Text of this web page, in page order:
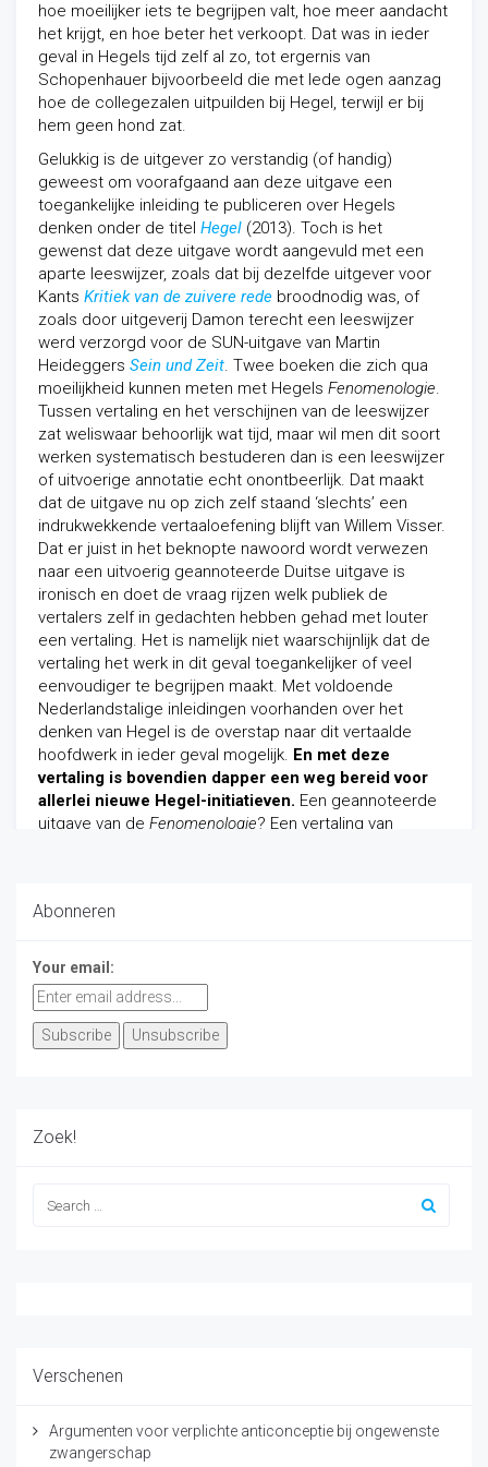
hoe moeilijker iets te begrijpen valt, hoe meer aandacht
het krijgt, en hoe beter het verkoopt. Dat was in ieder
geval in Hegels tijd zelf al zo, tot ergernis van
Schopenhauer bijvoorbeeld die met lede ogen aanzag
hoe de collegezalen uitpuilden bij Hegel, terwijl er bij
hem geen hond zat.
Gelukkig is de uitgever zo verstandig (of handig)
geweest om voorafgaand aan deze uitgave een
toegankelijke inleiding te publiceren over Hegels
denken onder de titel Hegel (2013). Toch is het
gewenst dat deze uitgave wordt aangevuld met een
aparte leeswijzer, zoals dat bij dezelfde uitgever voor
Kants Kritiek van de zuivere rede broodnodig was, of
zoals door uitgeverij Damon terecht een leeswijzer
werd verzorgd voor de SUN-uitgave van Martin
Heideggers Sein und Zeit. Twee boeken die zich qua
moeilijkheid kunnen meten met Hegels Fenomenologie.
Tussen vertaling en het verschijnen van de leeswijzer
zat weliswaar behoorlijk wat tijd, maar wil men dit soort
werken systematisch bestuderen dan is een leeswijzer
of uitvoerige annotatie echt onontbeerlijk. Dat maakt
dat de uitgave nu op zich zelf staand ‘slechts’ een
indrukwekkende vertaaloefening blijft van Willem Visser.
Dat er juist in het beknopte nawoord wordt verwezen
naar een uitvoerig geannoteerde Duitse uitgave is
ironisch en doet de vraag rijzen welk publiek de
vertalers zelf in gedachten hebben gehad met louter
een vertaling. Het is namelijk niet waarschijnlijk dat de
vertaling het werk in dit geval toegankelijker of veel
eenvoudiger te begrijpen maakt. Met voldoende
Nederlandstalige inleidingen voorhanden over het
denken van Hegel is de overstap naar dit vertaalde
hoofdwerk in ieder geval mogelijk. En met deze
vertaling is bovendien dapper een weg bereid voor
allerlei nieuwe Hegel-initiatieven. Een geannoteerde
uitgave van de Fenomenologie? Een vertaling van
Abonneren
Your email:
Zoek!
Verschenen
Argumenten voor verplichte anticonceptie bij ongewenste
zwangerschap